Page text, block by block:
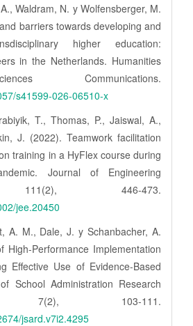
Waldram, N. y Wolfensberger, M.
barriers towards developing and
higher education:
in the Netherlands. Humanities
Communications.
s41599-026-06510-x
T., Thomas, P., Jaiswal, A.,
J. (2022). Teamwork facilitation
training in a HyFlex course during
Journal of Engineering
111(2), 446-473.
jee.20450
A. M., Dale, J. y Schanbacher, A.
High-Performance Implementation
Effective Use of Evidence-Based
School Administration Research
7(2), 103-111.
jsard.v7i2.4295